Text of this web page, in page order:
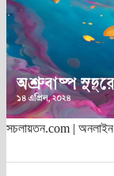
সচলায়তন.com | অনলাইন